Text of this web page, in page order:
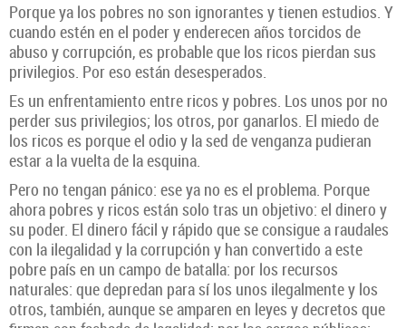
Porque ya los pobres no son ignorantes y tienen estudios. Y
cuando estén en el poder y enderecen años torcidos de
abuso y corrupción, es probable que los ricos pierdan sus
privilegios. Por eso están desesperados.
Es un enfrentamiento entre ricos y pobres. Los unos por no
perder sus privilegios; los otros, por ganarlos. El miedo de
los ricos es porque el odio y la sed de venganza pudieran
estar a la vuelta de la esquina.
Pero no tengan pánico: ese ya no es el problema. Porque
ahora pobres y ricos están solo tras un objetivo: el dinero y
su poder. El dinero fácil y rápido que se consigue a raudales
con la ilegalidad y la corrupción y han convertido a este
pobre país en un campo de batalla: por los recursos
naturales: que depredan para sí los unos ilegalmente y los
otros, también, aunque se amparen en leyes y decretos que